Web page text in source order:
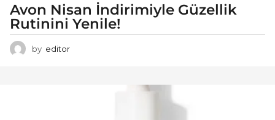
Avon Nisan İndirimiyle Güzellik
Rutinini Yenile!
by editor